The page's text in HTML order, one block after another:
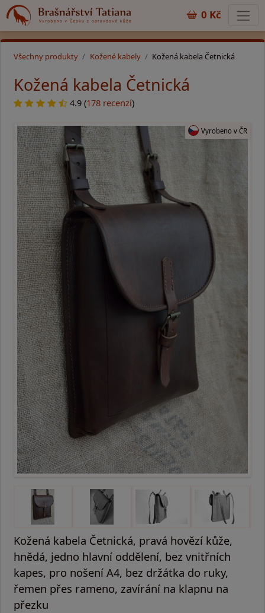
0 Kč
Všechny produkty Kožené kabely Kožená kabela Četnická
Kožená kabela Četnická
4.9 (178 recenzí)
Vyrobeno v ČR
Kožená kabela Četnická, pravá hovězí kůže,
hnědá, jedno hlavní oddělení, bez vnitřních
kapes, pro nošení A4, bez držátka do ruky,
řemen přes rameno, zavírání na klapnu na
přezku